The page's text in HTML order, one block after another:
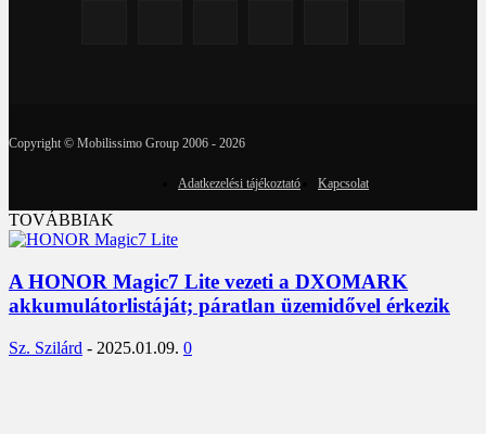
Copyright © Mobilissimo Group 2006 - 2026
Adatkezelési tájékoztató Kapcsolat
TOVÁBBIAK
A HONOR Magic7 Lite vezeti a DXOMARK
akkumulátorlistáját; páratlan üzemidővel érkezik
Sz. Szilárd - 2025.01.09. 0